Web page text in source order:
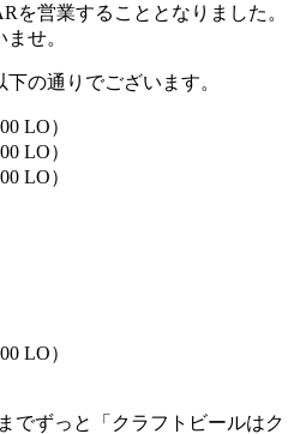
を営業することとなりました。
せ。
の通りでございます。
LO）
LO）
LO）
LO）
でずっと「クラフトビールはク